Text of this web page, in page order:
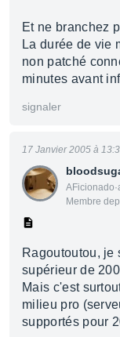
Et ne branchez
La durée de vie
non patché
minutes avant
signaler
Membre
17 Janvier 2005 à
Ragoutoutou, je
supérieur de
Mais c'est
milieu pro
supportés pour